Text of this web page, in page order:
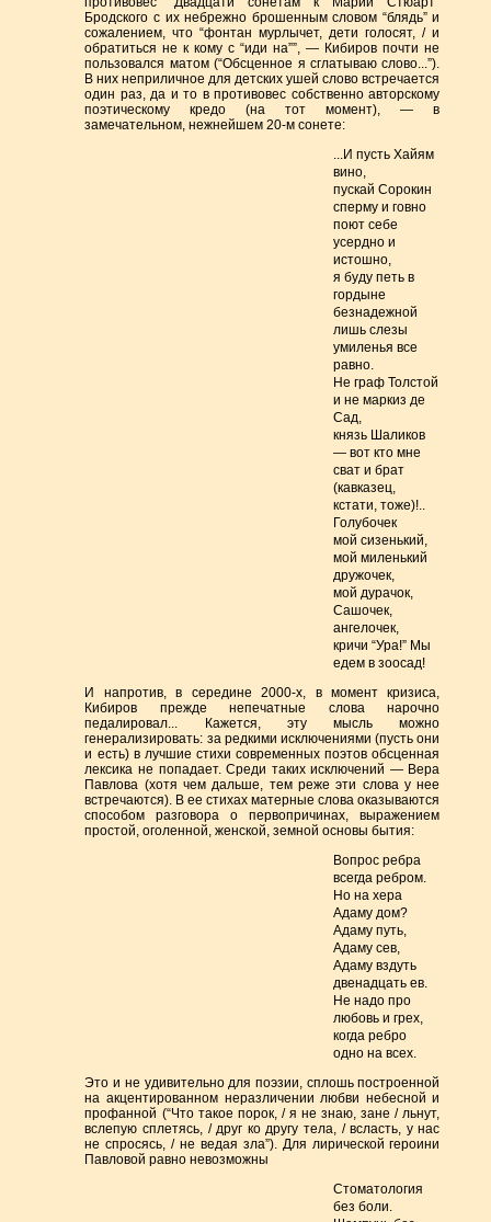
Бродского с их небрежно брошенным словом “блядь” и
сожалением, что “фонтан мурлычет, дети голосят, / и
обратиться не к кому с “иди на””, — Кибиров почти не
пользовался матом (“Обсценное я сглатываю слово...”).
В них неприличное для детских ушей слово встречается
один раз, да и то в противовес собственно авторскому
поэтическому кредо (на тот момент), — в
замечательном, нежнейшем 20-м сонете:
...И пусть Хайям
вино,
пускай Сорокин
сперму и говно
поют себе
усердно и
истошно,
я буду петь в
гордыне
безнадежной
лишь слезы
умиленья все
равно.
Не граф Толстой
и не маркиз де
Сад,
князь Шаликов
— вот кто мне
сват и брат
(кавказец,
кстати, тоже)!..
Голубочек
мой сизенький,
мой миленький
дружочек,
мой дурачок,
Сашочек,
ангелочек,
кричи “Ура!” Мы
едем в зоосад!
И напротив, в середине 2000-х, в момент кризиса,
Кибиров прежде непечатные слова нарочно
педалировал... Кажется, эту мысль можно
генерализировать: за редкими исключениями (пусть они
и есть) в лучшие стихи современных поэтов обсценная
лексика не попадает. Среди таких исключений — Вера
Павлова (хотя чем дальше, тем реже эти слова у нее
встречаются). В ее стихах матерные слова оказываются
способом разговора о первопричинах, выражением
простой, оголенной, женской, земной основы бытия:
Вопрос ребра
всегда ребром.
Но на хера
Адаму дом?
Адаму путь,
Адаму сев,
Адаму вздуть
двенадцать ев.
Не надо про
любовь и грех,
когда ребро
одно на всех.
Это и не удивительно для поэзии, сплошь построенной
на акцентированном неразличении любви небесной и
профанной (“Что такое порок, / я не знаю, зане / льнут,
вслепую сплетясь, / друг ко другу тела, / всласть, у нас
не спросясь, / не ведая зла”). Для лирической героини
Павловой равно невозможны
Стоматология
без боли.